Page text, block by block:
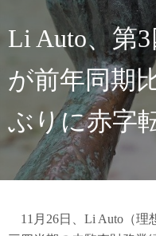
Li Auto、第
が前年同期
ぶりに赤字
11月26日、Li Auto（理